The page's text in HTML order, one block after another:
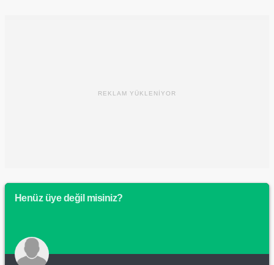
REKLAM YÜKLENİYOR
Henüz üye değil misiniz?